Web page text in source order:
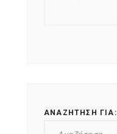
ΑΝΑΖΉΤΗΣΗ ΓΙΑ: